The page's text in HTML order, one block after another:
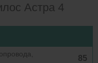
Астра 4
85